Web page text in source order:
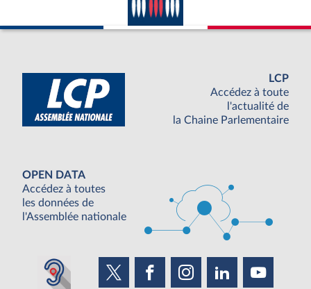
LCP
Accédez à toute
l'actualité de
la Chaine Parlementaire
OPEN DATA
Accédez à toutes
les données de
l'Assemblée nationale